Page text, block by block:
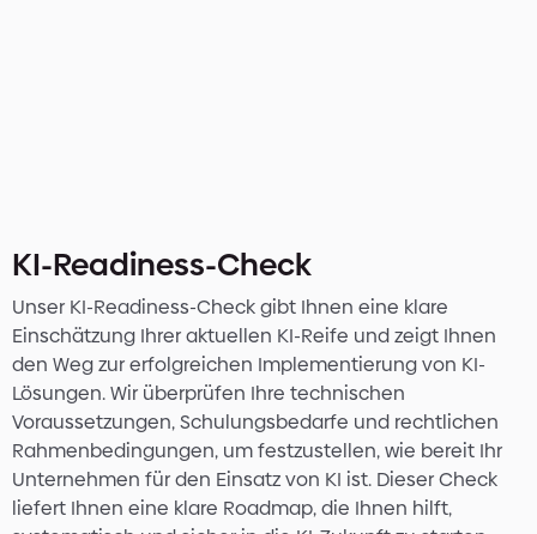
KI-Readiness-Check
Unser KI-Readiness-Check gibt Ihnen eine klare
Einschätzung Ihrer aktuellen KI-Reife und zeigt Ihnen
den Weg zur erfolgreichen Implementierung von KI-
Lösungen. Wir überprüfen Ihre technischen
Voraussetzungen, Schulungsbedarfe und rechtlichen
Rahmenbedingungen, um festzustellen, wie bereit Ihr
Unternehmen für den Einsatz von KI ist. Dieser Check
liefert Ihnen eine klare Roadmap, die Ihnen hilft,